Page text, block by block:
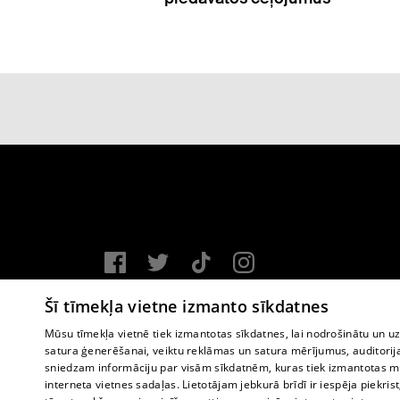
Vortal assistance service: e-mail -
Copyright © 2004-2026 SIA HELIO MEDIA.
All rights reserved.
Šī tīmekļa vietne izmanto sīkdatnes
Mūsu tīmekļa vietnē tiek izmantotas sīkdatnes, lai nodrošinātu un
satura ģenerēšanai, veiktu reklāmas un satura mērījumus,
sniedzam informāciju par visām sīkdatnēm, kuras tiek izmantotas
interneta vietnes sadaļas. Lietotājam jebkurā brīdī ir iespēja